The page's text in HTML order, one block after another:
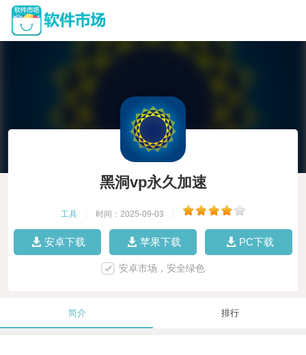
黑洞vp永久加速
工具 时间：2025-09-03
安卓下载 苹果下载 PC下载
安卓市场，安全绿色
简介 排行